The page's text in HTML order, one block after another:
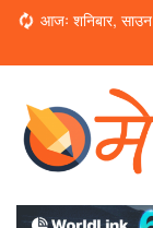
Loading...
आजः शनिबार,